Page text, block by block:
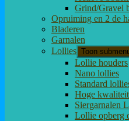
Grind/Gravel
Opruiming en 2 de
Bladeren
Garnalen
Lollies Toon
Lollie houders
Nano lollies
Standard
Hoge
Siergarnalen
Lollie opberg